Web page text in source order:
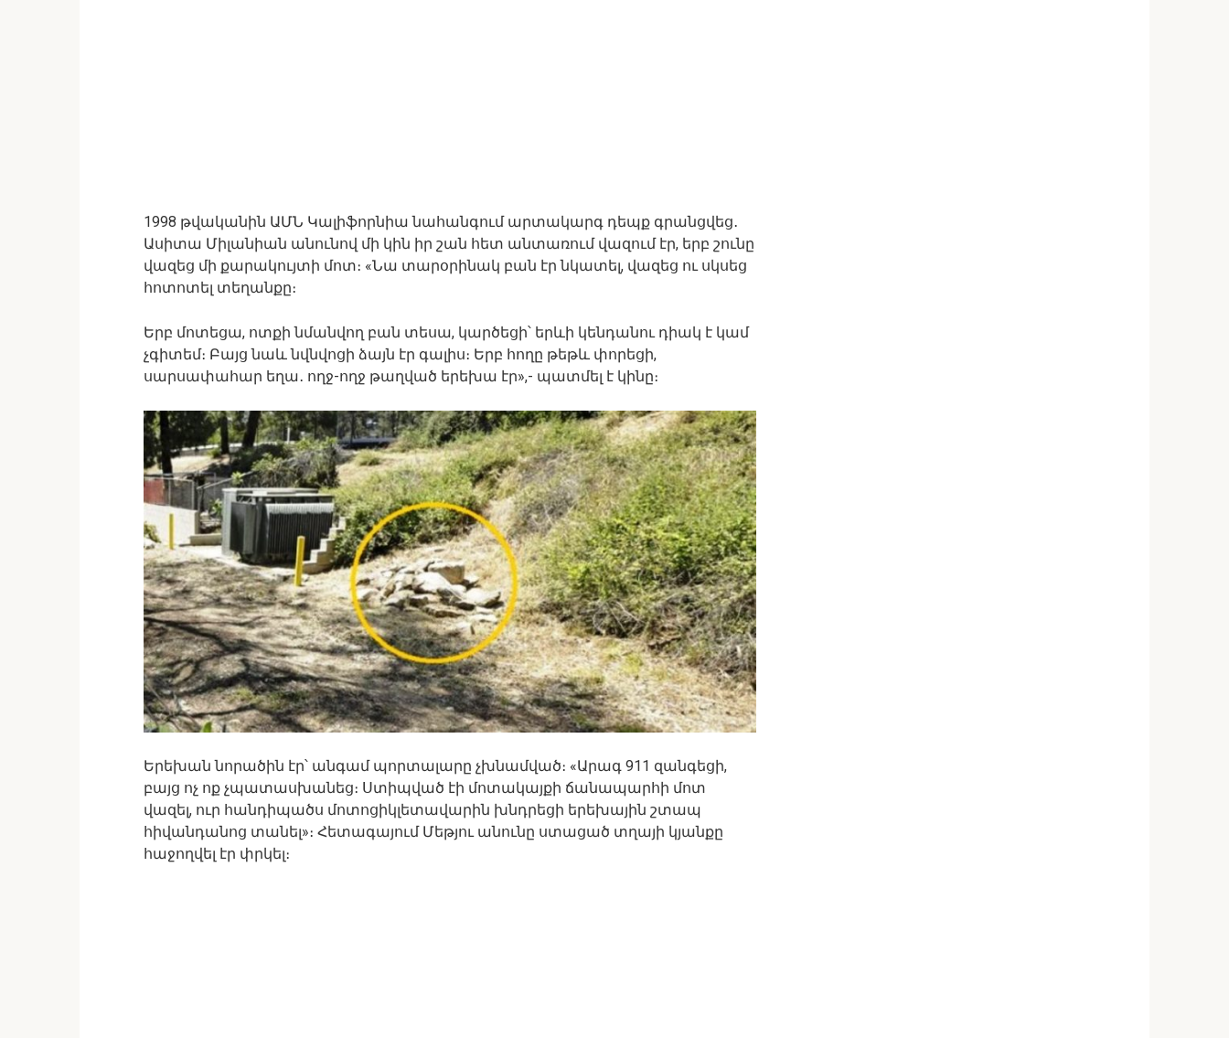
1998 թվականին ԱՄՆ Կալիֆորնիա նահանգում արտակարգ դեպք գրանցվեց․
Ասիտա Միլանիան անունով մի կին իր շան հետ անտառում վազում էր, երբ շունը
վազեց մի քարակույտի մոտ։ «Նա տարօրինակ բան էր նկատել, վազեց ու սկսեց
հոտոտել տեղանքը։
Երբ մոտեցա, ոտքի նմանվող բան տեսա, կարծեցի՝ երևի կենդանու դիակ է կամ
չգիտեմ։ Բայց նաև նվնվոցի ձայն էր գալիս։ Երբ հողը թեթև փորեցի,
սարսափահար եղա․ ողջ-ողջ թաղված երեխա էր»,- պատմել է կինը։
Երեխան նորածին էր՝ անգամ պորտալարը չխնամված։ «Արագ 911 զանգեցի,
բայց ոչ ոք չպատասխանեց։ Ստիպված էի մոտակայքի ճանապարհի մոտ
վազել, ուր հանդիպածս մոտոցիկլետավարին խնդրեցի երեխային շտապ
հիվանդանոց տանել»։ Հետագայում Մեթյու անունը ստացած տղայի կյանքը
հաջողվել էր փրկել։